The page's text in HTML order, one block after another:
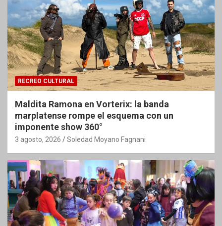
RECREO CULTURAL
Maldita Ramona en Vorterix: la banda
marplatense rompe el esquema con un
imponente show 360°
3 agosto, 2026 Soledad Moyano Fagnani